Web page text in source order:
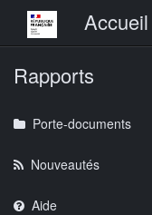
Menu principalAccueil
Rapports
Porte-documents
Nouveautés
Aide